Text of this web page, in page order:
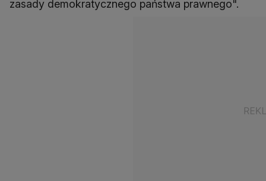
zasady demokratycznego państwa prawnego".